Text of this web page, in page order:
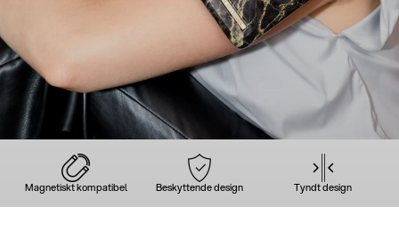
Magnetiskt kompatibel Beskyttende design Tyndt design